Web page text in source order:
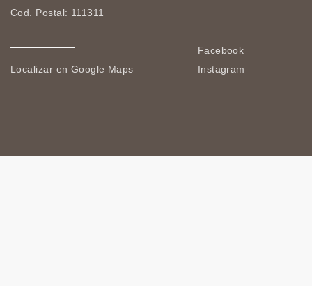
Cod. Postal: 111311
Localizar en Google Maps
Facebook
Instagram